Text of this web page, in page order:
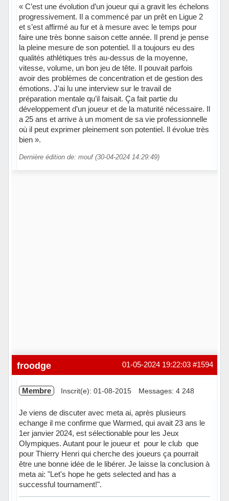
« C’est une évolution d’un joueur qui a gravit les échelons
progressivement. Il a commencé par un prêt en Ligue 2
et s’est affirmé au fur et à mesure avec le temps pour
faire une très bonne saison cette année. Il prend je pense
la pleine mesure de son potentiel. Il a toujours eu des
qualités athlétiques très au-dessus de la moyenne,
vitesse, volume, un bon jeu de tête. Il pouvait parfois
avoir des problèmes de concentration et de gestion des
émotions. J’ai lu une interview sur le travail de
préparation mentale qu’il faisait. Ça fait partie du
développement d’un joueur et de la maturité nécessaire. Il
a 25 ans et arrive à un moment de sa vie professionnelle
où il peut exprimer pleinement son potentiel. Il évolue très
bien ».
Dernière édition de: mouf (30-04-2024 14:29:49)
#1594
01-05-2024 19:22:03
froodge
Membre Inscrit(e): 01-08-2015 Messages: 4 248
Je viens de discuter avec meta ai, après plusieurs
echange il me confirme que Warmed, qui avait 23 ans le
1er janvier 2024, est sélectionable pour les Jeux
Olympiques. Autant pour le joueur et pour le club que
pour Thierry Henri qui cherche des joueurs ça pourrait
être une bonne idée de le libérer. Je laisse la conclusion à
meta ai: "Let's hope he gets selected and has a
successful tournament!".